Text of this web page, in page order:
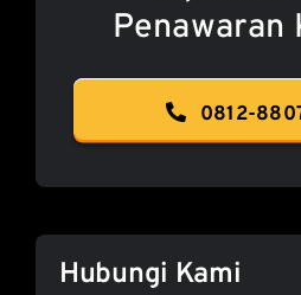
Penawaran
0812-
Hubungi Kami